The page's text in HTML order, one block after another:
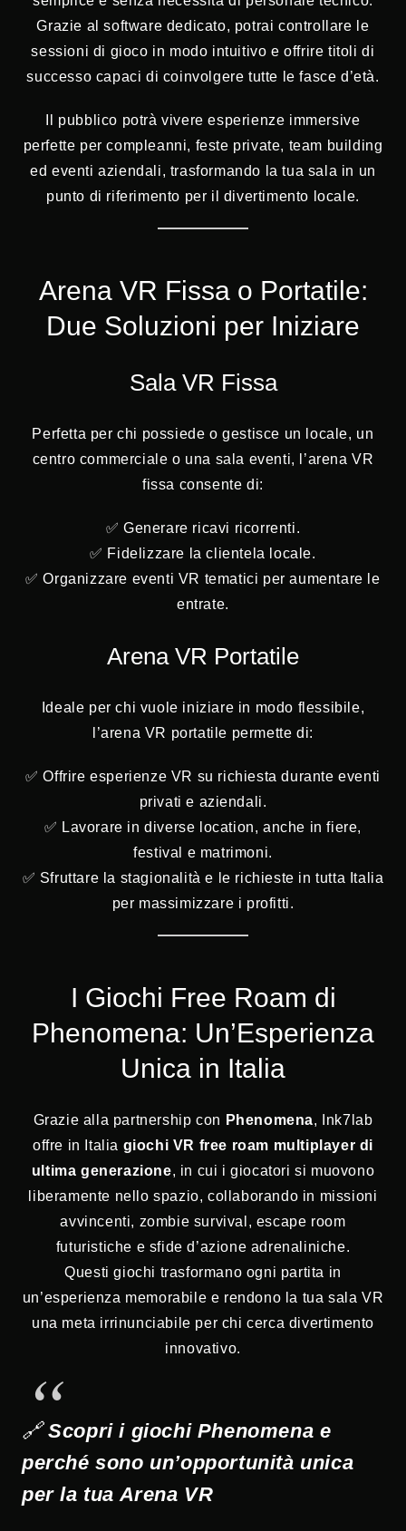
Grazie al software dedicato, potrai controllare le
sessioni di gioco in modo intuitivo e offrire titoli di
successo capaci di coinvolgere tutte le fasce d’età.
Il pubblico potrà vivere esperienze immersive
perfette per compleanni, feste private, team building
ed eventi aziendali, trasformando la tua sala in un
punto di riferimento per il divertimento locale.
Arena VR Fissa o Portatile:
Due Soluzioni per Iniziare
Sala VR Fissa
Perfetta per chi possiede o gestisce un locale, un
centro commerciale o una sala eventi, l’arena VR
fissa consente di:
✅ Generare ricavi ricorrenti.
✅ Fidelizzare la clientela locale.
✅ Organizzare eventi VR tematici per aumentare le
entrate.
Arena VR Portatile
Ideale per chi vuole iniziare in modo flessibile,
l’arena VR portatile permette di:
✅ Offrire esperienze VR su richiesta durante eventi
privati e aziendali.
✅ Lavorare in diverse location, anche in fiere,
festival e matrimoni.
✅ Sfruttare la stagionalità e le richieste in tutta Italia
per massimizzare i profitti.
I Giochi Free Roam di
Phenomena: Un’Esperienza
Unica in Italia
Grazie alla partnership con Phenomena, Ink7lab
offre in Italia giochi VR free roam multiplayer di
ultima generazione, in cui i giocatori si muovono
liberamente nello spazio, collaborando in missioni
avvincenti, zombie survival, escape room
futuristiche e sfide d’azione adrenaliniche.
Questi giochi trasformano ogni partita in
un’esperienza memorabile e rendono la tua sala VR
una meta irrinunciabile per chi cerca divertimento
innovativo.
🔗Scopri i giochi Phenomena e
perché sono un’opportunità unica
per la tua Arena VR